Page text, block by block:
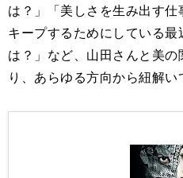
は？」「美しさを生み出す
キープするためにしている
は？」など、山田さんと美
り、あらゆる方向から紐解い